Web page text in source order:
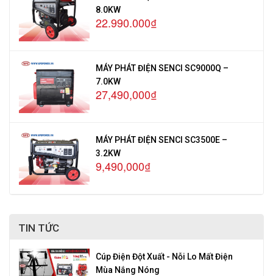
8.0KW
22.990.000₫
MÁY PHÁT ĐIỆN SENCI SC9000Q –
7.0KW
27,490,000₫
MÁY PHÁT ĐIỆN SENCI SC3500E –
3.2KW
9,490,000₫
TIN TỨC
Cúp Điện Đột Xuất - Nỗi Lo Mất Điện
Mùa Nắng Nóng